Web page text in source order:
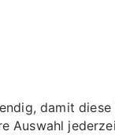
damit
Auswahl